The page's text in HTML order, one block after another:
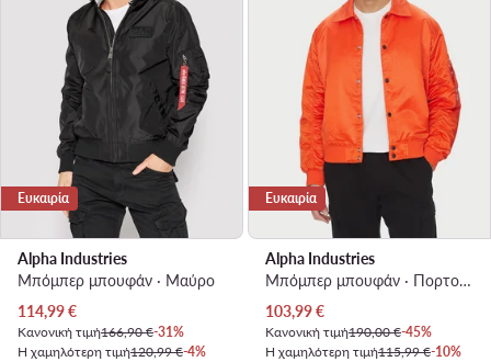
Ευκαιρία
Alpha Industries
Μπόμπερ μπουφάν · Μαύρο
Τρέχουσα τιμή
114,99€
Κανονική τιμή166,90 €-31%
Η χαμηλότερη τιμή120,99 €-4%
Ευκαιρία
Alpha Industries
Μπόμπερ μπουφάν · Πορτοκαλί
Τρέχουσα τιμή
103,99€
Κανονική τιμή190,00 €-45%
Η χαμηλότερη τιμή115,99 €-10%